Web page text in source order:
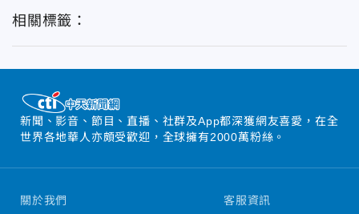
相關標籤：
新聞、影音、節目、直播、社群及App都深獲網友喜愛，在全
世界各地華人亦頗受歡迎，全球擁有2000萬粉絲。
關於我們 客服資訊